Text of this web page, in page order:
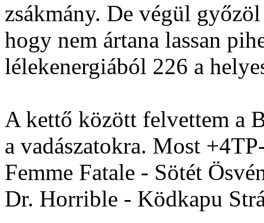
zsákmány. De végül
hogy nem ártana lassan
lélekenergiából 226 a
A kettő között felvettem a
a vadászatokra. Most
Femme Fatale - Sötét
Dr. Horrible - Ködkapu